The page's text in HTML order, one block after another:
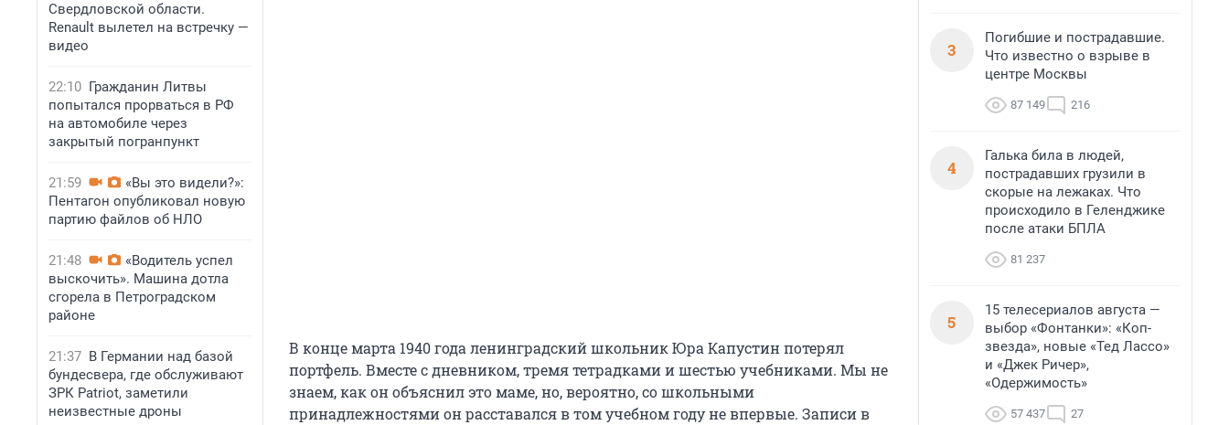
Свердловской области.
Renault вылетел на встречку —
видео
22:10 Гражданин Литвы
попытался прорваться в РФ
на автомобиле через
закрытый погранпункт
21:59
«Вы это видели?»:
Пентагон опубликовал новую
партию файлов об НЛО
21:48
«Водитель успел
выскочить». Машина дотла
сгорела в Петроградском
районе
21:37 В Германии над базой
бундесвера, где обслуживают
ЗРК Patriot, заметили
неизвестные дроны
В конце марта 1940 года ленинградский школьник Юра Капустин потерял
портфель. Вместе с дневником, тремя тетрадками и шестью учебниками. Мы не
знаем, как он объяснил это маме, но, вероятно, со школьными
принадлежностями он расставался в том учебном году не впервые. Записи в
3
Погибшие и пострадавшие.
Что известно о взрыве в
центре Москвы
87 149 216
4
Галька била в людей,
пострадавших грузили в
скорые на лежаках. Что
происходило в Геленджике
после атаки БПЛА
81 237
5
15 телесериалов августа —
выбор «Фонтанки»: «Коп-
звезда», новые «Тед Лассо»
и «Джек Ричер»,
«Одержимость»
57 437 27